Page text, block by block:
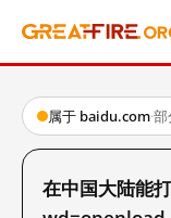
属于 baidu.com·部
在中国大陆能